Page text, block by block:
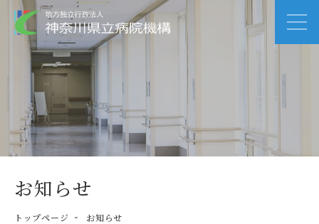
お知らせ
トップページ お知らせ